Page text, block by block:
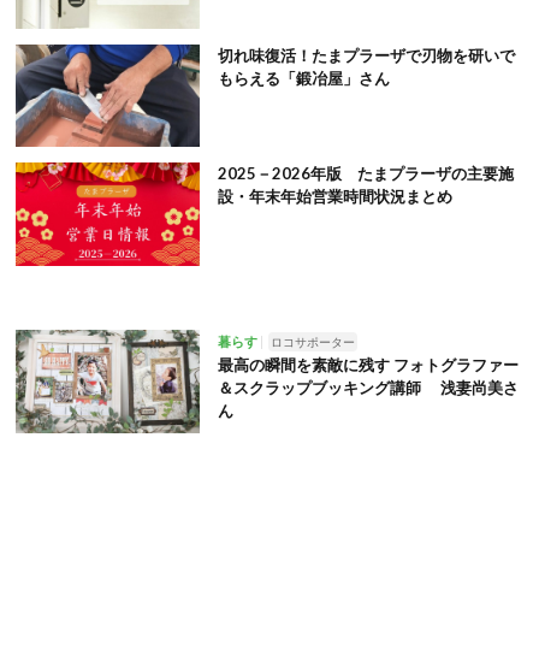
切れ味復活！たまプラーザで刃物を研いで
もらえる「鍛冶屋」さん
2025－2026年版 たまプラーザの主要施
設・年末年始営業時間状況まとめ
暮らす ロコサポーター
最高の瞬間を素敵に残す フォトグラファー
＆スクラップブッキング講師 浅妻尚美さ
ん